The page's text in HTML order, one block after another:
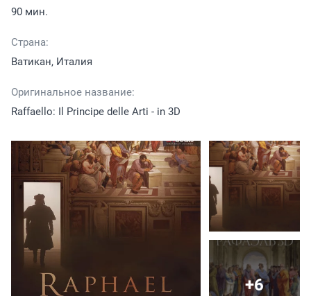
90 мин.
Страна:
Ватикан, Италия
Оригинальное название:
Raffaello: Il Principe delle Arti - in 3D
+6